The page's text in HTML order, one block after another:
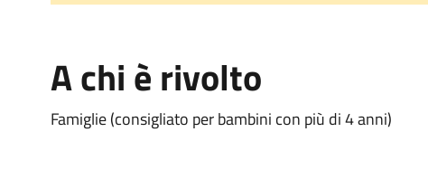
A chi è rivolto
Famiglie (consigliato per bambini con più di 4 anni)